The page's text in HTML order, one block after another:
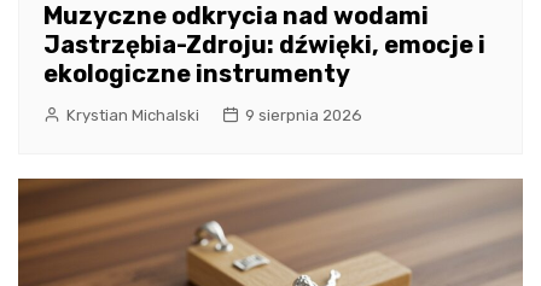
Muzyczne odkrycia nad wodami
Jastrzębia-Zdroju: dźwięki, emocje i
ekologiczne instrumenty
Krystian Michalski 9 sierpnia 2026